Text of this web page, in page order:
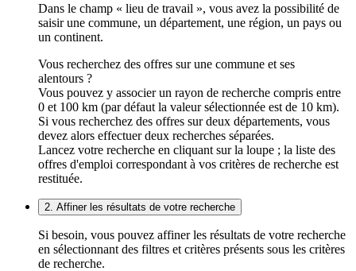
Dans le champ « lieu de travail », vous avez la possibilité de
saisir une commune, un département, une région, un pays ou
un continent.
Vous recherchez des offres sur une commune et ses
alentours ?
Vous pouvez y associer un rayon de recherche compris entre
0 et 100 km (par défaut la valeur sélectionnée est de 10 km).
Si vous recherchez des offres sur deux départements, vous
devez alors effectuer deux recherches séparées.
Lancez votre recherche en cliquant sur la loupe ; la liste des
offres d'emploi correspondant à vos critères de recherche est
restituée.
2. Affiner les résultats de votre recherche
Si besoin, vous pouvez affiner les résultats de votre recherche
en sélectionnant des filtres et critères présents sous les critères
de recherche.